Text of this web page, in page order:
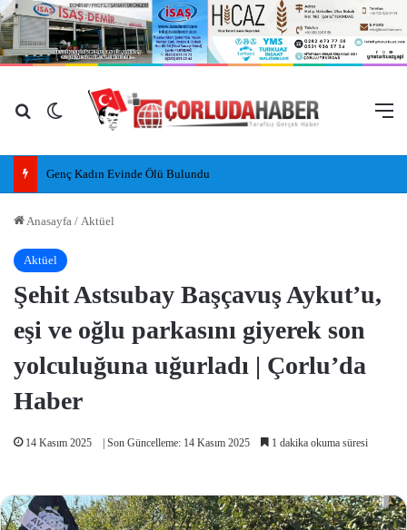
Arama yap ...
Dış görünümü değiştir
Genç Kadın Evinde Ölü Bulundu
Anasayfa / Aktüel
Aktüel
Şehit Astsubay Başçavuş Aykut’u,
eşi ve oğlu parkasını giyerek son
yolculuğuna uğurladı | Çorlu’da
Haber
14 Kasım 2025 | Son Güncelleme: 14 Kasım 2025 1 dakika okuma süresi